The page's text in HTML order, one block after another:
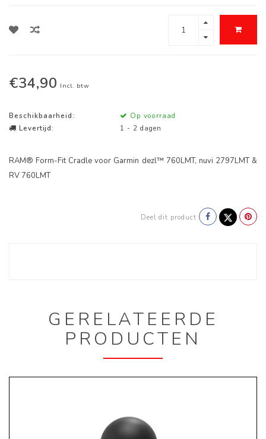
€34,90 Incl. btw
Beschikbaarheid:
Op voorraad
Levertijd:
1 - 2 dagen
RAM® Form-Fit Cradle voor Garmin dezl™ 760LMT, nuvi 2797LMT &
RV 760LMT
Deel dit product
GERELATEERDE
PRODUCTEN